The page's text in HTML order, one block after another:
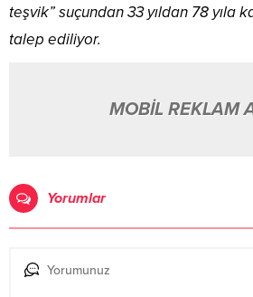
teşvik” suçundan 33 yıldan 78 yıla
talep ediliyor.
MOBİL REKLAM
Yorumlar